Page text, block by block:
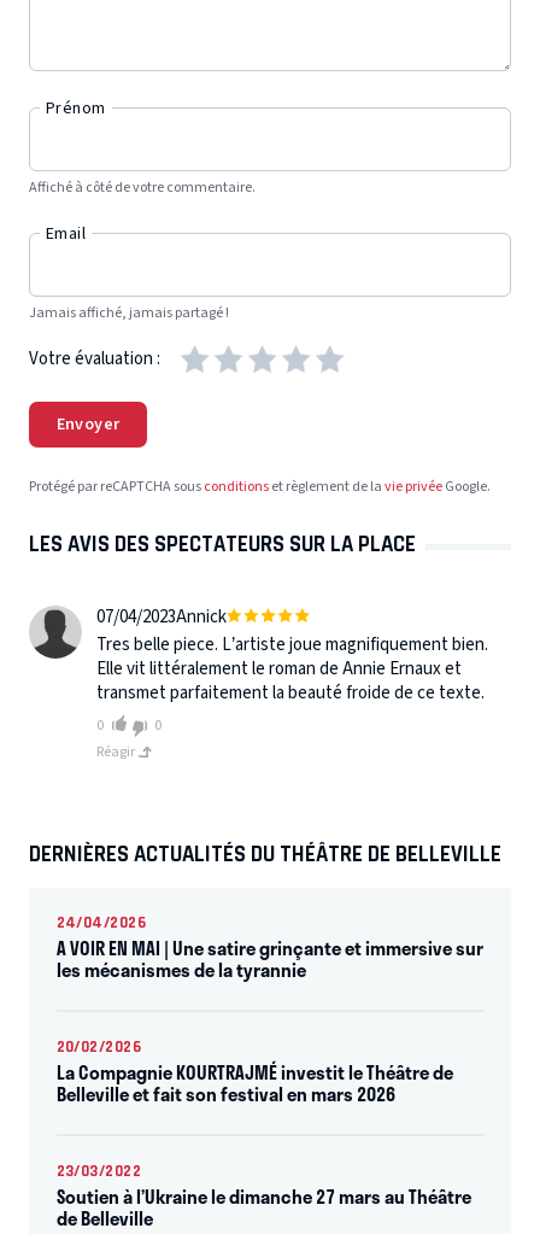
Prénom
Affiché à côté de votre commentaire.
Email
Jamais affiché, jamais partagé !
Votre évaluation :
Envoyer
Protégé par reCAPTCHA sousconditionset règlement de lavie privéeGoogle.
LES AVIS DES SPECTATEURS SUR LA PLACE
07/04/2023Annick
Tres belle piece. L’artiste joue magnifiquement bien.
Elle vit littéralement le roman de Annie Ernaux et
transmet parfaitement la beauté froide de ce texte.
0
0
Réagir
DERNIÈRES ACTUALITÉS DU THÉÂTRE DE BELLEVILLE
24/04/2026
A VOIR EN MAI | Une satire grinçante et immersive sur
les mécanismes de la tyrannie
20/02/2026
La Compagnie KOURTRAJMÉ investit le Théâtre de
Belleville et fait son festival en mars 2026
23/03/2022
Soutien à l’Ukraine le dimanche 27 mars au Théâtre
de Belleville